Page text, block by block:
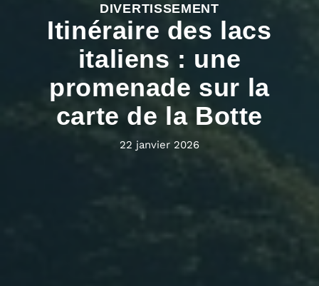
DIVERTISSEMENT
Itinéraire des lacs
italiens : une
promenade sur la
carte de la Botte
22 janvier 2026